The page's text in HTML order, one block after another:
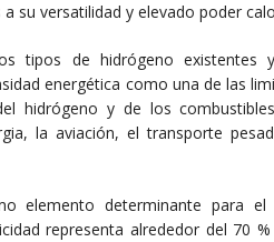
su versatilidad y elevado poder
tipos de hidrógeno existentes
energética como una de las
hidrógeno y de los
la aviación, el transporte
elemento determinante para el
representa alrededor del 70